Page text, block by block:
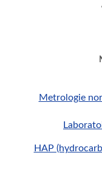
Metrologie
HAP